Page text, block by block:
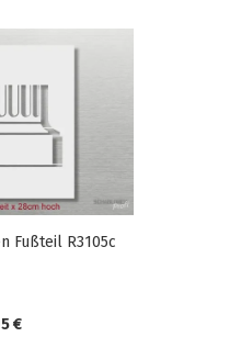
Fußteil R3105c
€